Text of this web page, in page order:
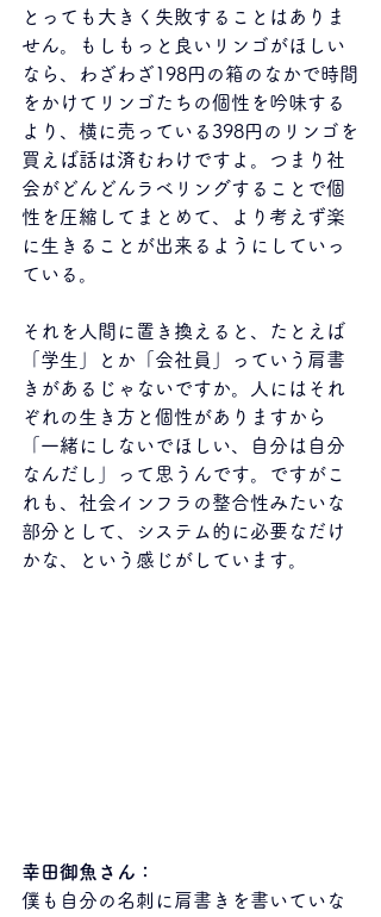
とっても大きく失敗することはありま
せん。もしもっと良いリンゴがほしい
なら、わざわざ198円の箱のなかで時間
をかけてリンゴたちの個性を吟味する
より、横に売っている398円のリンゴを
買えば話は済むわけですよ。つまり社
会がどんどんラベリングすることで個
性を圧縮してまとめて、より考えず楽
に生きることが出来るようにしていっ
ている。
それを人間に置き換えると、たとえば
「学生」とか「会社員」っていう肩書
きがあるじゃないですか。人にはそれ
ぞれの生き方と個性がありますから
「一緒にしないでほしい、自分は自分
なんだし」って思うんです。ですがこ
れも、社会インフラの整合性みたいな
部分として、システム的に必要なだけ
かな、という感じがしています。
幸田御魚さん：
僕も自分の名刺に肩書きを書いていな